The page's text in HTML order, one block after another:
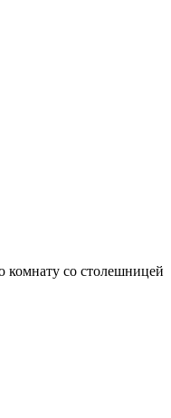
комнату со столешницей